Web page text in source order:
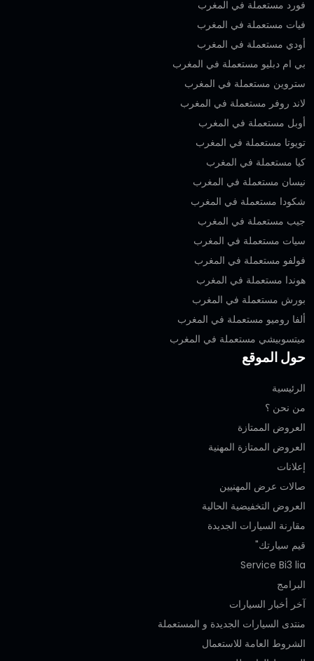
فورد مستعملة في المغرب
فيات مستعملة في المغرب
أودي مستعملة في المغرب
بي ام دبليو مستعملة في المغرب
ستروين مستعملة في المغرب
لاند روفر مستعملة في المغرب
أوبل مستعملة في المغرب
تويوتا مستعملة في المغرب
كيا مستعملة في المغرب
نيسان مستعملة في المغرب
شكودا مستعملة في المغرب
جيب مستعملة في المغرب
سيات مستعملة في المغرب
فولفو مستعملة في المغرب
هوندا مستعملة في المغرب
بورش مستعملة في المغرب
ألفا روميو مستعملة في المغرب
ميتسوبيشي مستعملة في المغرب
حول الموقع
الرئيسية
من نحن ؟
العروض الممتازة
العروض الممتازة المهنية‎
إعلانات
صالات عرض المهنيين
العروض التخفيضية الحالية
مقارنة السيارات الجديدة
قيم سيارتك"
Service Bi3 lia
البرامج
آخر أخبار السيارات
منتدى السيارات الجديدة و المستعملة
الشروط العامة للاستعمال